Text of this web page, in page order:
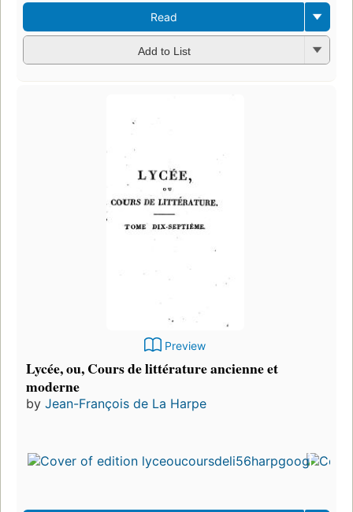
Read
Add to List
Preview
Lycée, ou, Cours de littérature ancienne et
moderne
by Jean-François de La Harpe